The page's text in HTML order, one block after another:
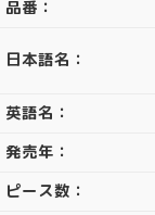
品番：
日本語名：
英語名：
発売年：
ピース数：